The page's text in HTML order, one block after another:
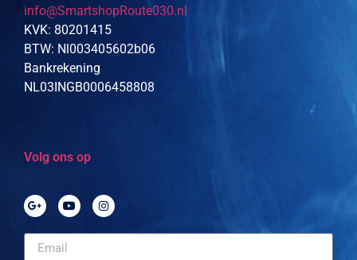
info@SmartshopRoute030.nl
KVK: 80201415
BTW: Nl003405602b06
Bankrekening
NL03INGB0006458808
Volg ons op